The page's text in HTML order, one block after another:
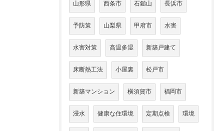
山形県 西条市 石鎚山 長浜市
予防策 山梨県 甲府市 水害
水害対策 高温多湿 新築戸建て
床断熱工法 小屋裏 松戸市
新築マンション 横須賀市 福岡市
浸水 健康な住環境 定期点検 環境